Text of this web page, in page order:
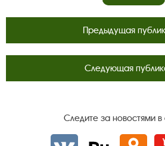
Предыдущая
Следующая
Следите за новостями в
Вконтактеrutube